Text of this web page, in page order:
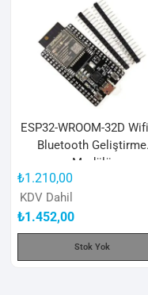
ESP32-WROOM-32D
Bluetooth Geliştirme
Modülü
₺1.210,00
KDV Dahil
₺1.452,00
Stok Yok